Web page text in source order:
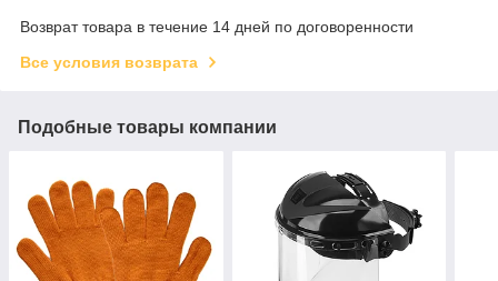
Возврат товара в течение 14 дней по договоренности
Все условия возврата
Подобные товары компании